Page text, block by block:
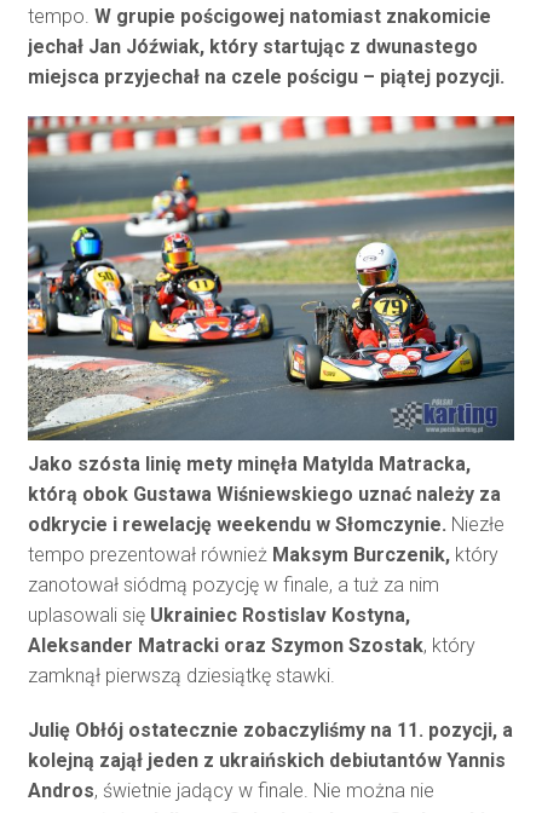
tempo. W grupie pościgowej natomiast znakomicie
jechał Jan Jóźwiak, który startując z dwunastego
miejsca przyjechał na czele pościgu – piątej pozycji.
Jako szósta linię mety minęła Matylda Matracka,
którą obok Gustawa Wiśniewskiego uznać należy za
odkrycie i rewelację weekendu w Słomczynie. Niezłe
tempo prezentował również Maksym Burczenik,który
zanotował siódmą pozycję w finale, a tuż za nim
uplasowali się Ukrainiec Rostislav Kostyna,
Aleksander Matracki oraz Szymon Szostak, który
zamknął pierwszą dziesiątkę stawki.
Julię Obłój ostatecznie zobaczyliśmy na 11. pozycji, a
kolejną zajął jeden z ukraińskich debiutantów Yannis
Andros, świetnie jadący w finale. Nie można nie